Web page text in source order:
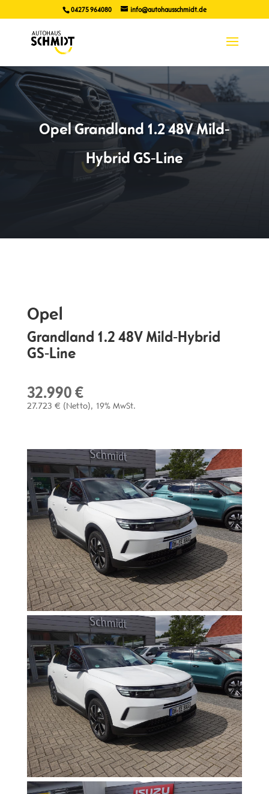
04275 964080 info@autohausschmidt.de
Opel Grandland 1.2 48V Mild-
Hybrid GS-Line
Opel
Grandland 1.2 48V Mild-Hybrid
GS-Line
32.990 €
27.723 € (Netto) 19% MwSt.